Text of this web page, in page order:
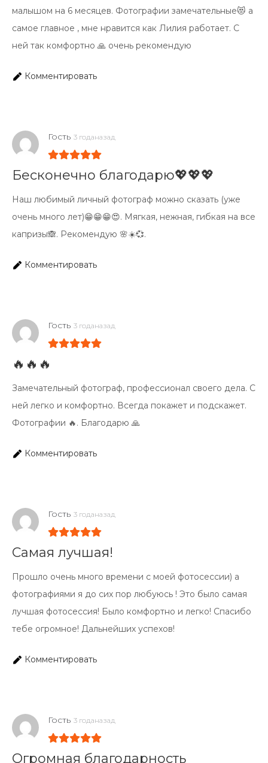
малышом на 6 месяцев. Фотографии замечательные😻 а
самое главное , мне нравится как Лилия работает. С
ней так комфортно 🙏 очень рекомендую
Комментировать
Гость 3 годаназад
Бесконечно благодарю💖💖💖
Наш любимый личный фотограф можно сказать (уже
очень много лет)😁😁😁😍. Мягкая, нежная, гибкая на все
капризы🙈. Рекомендую 🌸☀️💞.
Комментировать
Гость 3 годаназад
🔥🔥🔥
Замечательный фотограф, профессионал своего дела. С
ней легко и комфортно. Всегда покажет и подскажет.
Фотографии 🔥. Благодарю 🙏
Комментировать
Гость 3 годаназад
Самая лучшая!
Прошло очень много времени с моей фотосессии) а
фотографиями я до сих пор любуюсь ! Это было самая
лучшая фотосессия! Было комфортно и легко! Спасибо
тебе огромное! Дальнейших успехов!
Комментировать
Гость 3 годаназад
Огромная благодарность